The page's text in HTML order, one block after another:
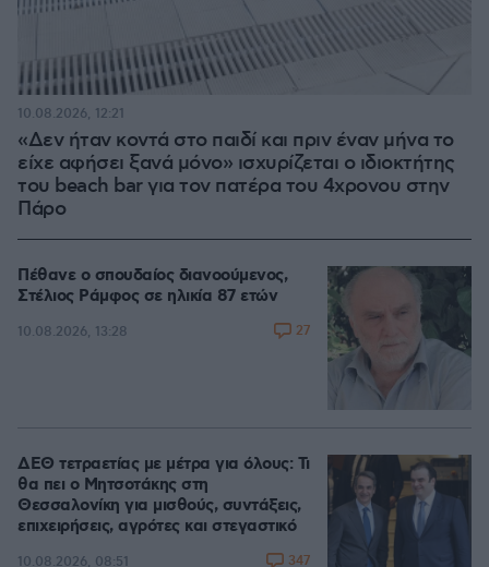
«Δεν ήταν κοντά στο παιδί και πριν έναν μήνα το
είχε αφήσει ξανά μόνο» ισχυρίζεται ο ιδιοκτήτης
του beach bar για τον πατέρα του 4χρονου στην
Πάρο
10.08.2026, 12:21
Πέθανε ο σπουδαίος διανοούμενος,
Στέλιος Ράμφος σε ηλικία 87 ετών
10.08.2026, 13:28 27
ΔΕΘ τετραετίας με μέτρα για όλους: Τι
θα πει ο Μητσοτάκης στη
Θεσσαλονίκη για μισθούς, συντάξεις,
επιχειρήσεις, αγρότες και στεγαστικό
10.08.2026, 08:51 347